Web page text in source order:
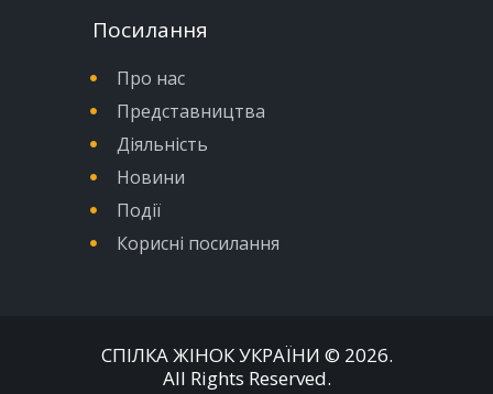
Посилання
Про нас
Представництва
Діяльність
Новини
Події
Корисні посилання
СПІЛКА ЖІНОК УКРАЇНИ © 2026.
All Rights Reserved.